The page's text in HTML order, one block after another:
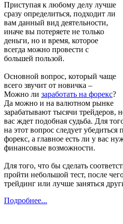
Приступая к любому делу лучше
сразу определиться, подходит ли
вам данный вид деятельности,
иначе вы потеряете не только
деньги, но и время, которое
всегда можно провести с
большей пользой.
Основной вопрос, который чаще
всего звучит от новичка –
Можно ли заработать на форекс?
Да можно и на валютном рынке
зарабатывают тысячи трейдеров,
вас ждет подобная судьба. Для
на этот вопрос следует
форекс, а главное есть ли у вас
финансовые возможности.
Для того, что бы сделать
пройти небольшой тест, после
трейдинг или лучше заняться
Подробнее...